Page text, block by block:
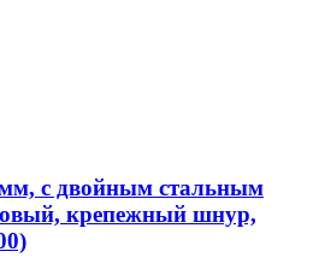
c двойным стальным
крепежный шнур,